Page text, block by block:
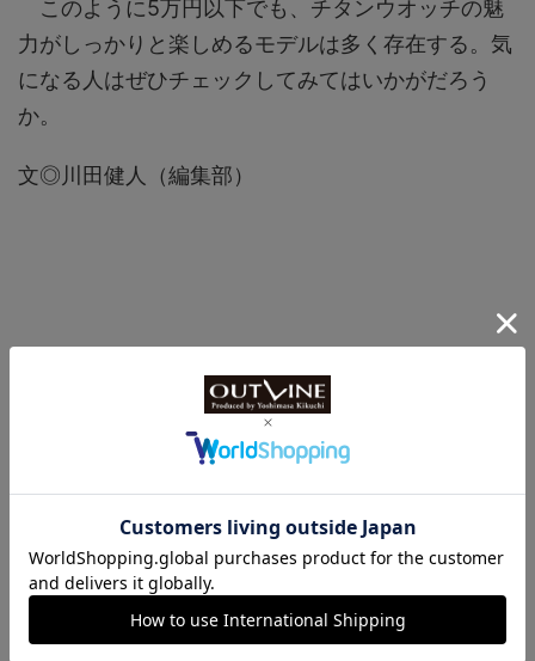
このように5万円以下でも、チタンウオッチの魅
力がしっかりと楽しめるモデルは多く存在する。気
になる人はぜひチェックしてみてはいかがだろう
か。
文◎川田健人（編集部）
-スペシャル,編集部セレクション
,セイコー,ベーリング ,ボッチア チタニウム
関連記事